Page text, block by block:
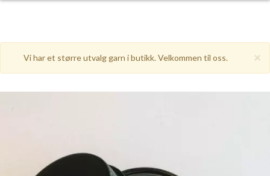
×
Vi har et større utvalg garn i butikk. Velkommen til oss.